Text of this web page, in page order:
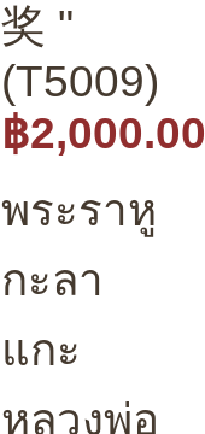
奖 "
(T5009)
฿2,000.00
พระราหู
กะลา
แกะ
หลวงพ่อ